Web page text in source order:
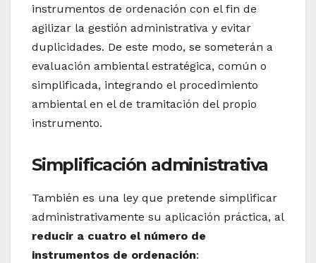
instrumentos de ordenación con el fin de
agilizar la gestión administrativa y evitar
duplicidades. De este modo, se someterán a
evaluación ambiental estratégica, común o
simplificada, integrando el procedimiento
ambiental en el de tramitación del propio
instrumento.
Simplificación administrativa
También es una ley que pretende simplificar
administrativamente su aplicación práctica, al
reducir a cuatro el número de
instrumentos de ordenación: